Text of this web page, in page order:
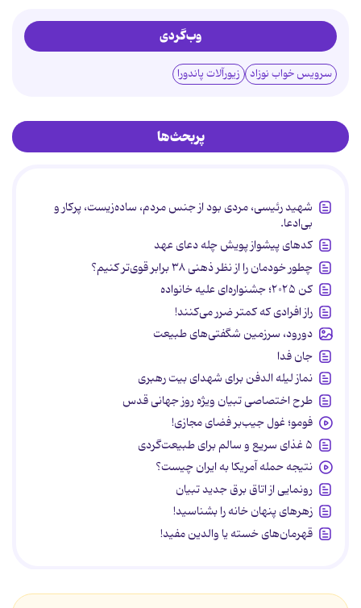
وب‌گردی
سرویس خواب نوزاد زیورآلات پاندورا
پربحث‌ها
شهید رئیسی، مردی بود از جنس مردم، ساده‌زیست، پرکار و
بی‌ادعا.
کدهای پیشواز پویش چله دعای عهد
چطور خودمان را از نظر ذهنی ۳۸ برابر قوی‌تر کنیم؟
کن ۲۰۲۵؛ جشنواره‌ای علیه خانواده
راز افرادی که کمتر ضرر می‌کنند!
دورود، سرزمین شگفتی‌های طبیعت
جان فدا
نماز لیله الدفن برای شهدای بیت رهبری
طرح اختصاصی تبیان ویژه روز جهانی قدس
فومو؛ غول جیب‌بر فضای مجازی!
۵ غذای سریع و سالم برای طبیعت‌گردی
نتیجه حمله آمریکا به ایران چیست؟
رونمایی از اتاق برق جدید تبیان
زهرهای پنهان خانه را بشناسید!
قهرمان‌های خسته یا والدین مفید!